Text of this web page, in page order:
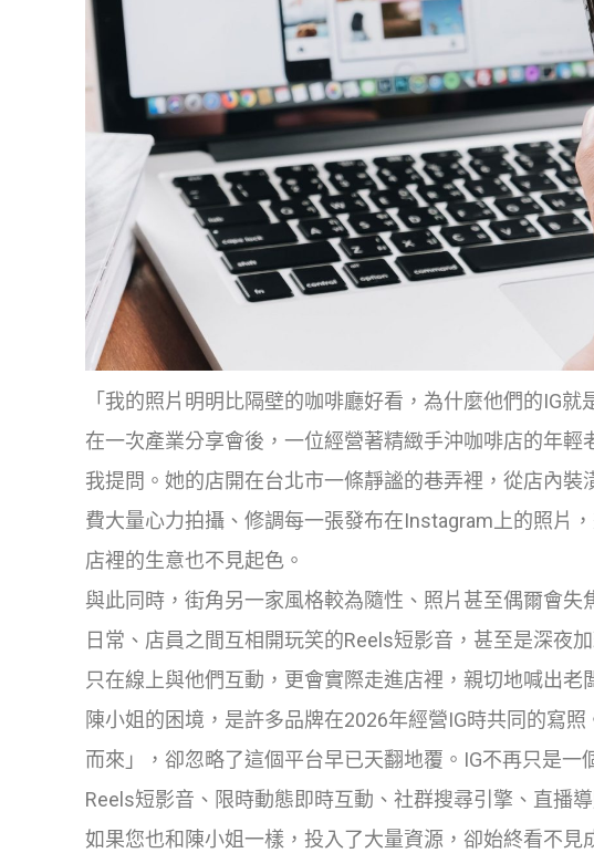
「我的照片明明比隔壁的咖啡廳好看，為什麼他們的IG就
在一次產業分享會後，一位經營著精緻手沖咖啡店的年
我提問。她的店開在台北市一條靜謐的巷弄裡，從店內
費大量心力拍攝、修調每一張發布在Instagram上的照片
店裡的生意也不見起色。
與此同時，街角另一家風格較為隨性、照片甚至偶爾會
日常、店員之間互相開玩笑的Reels短影音，甚至是深夜
只在線上與他們互動，更會實際走進店裡，親切地喊出老
陳小姐的困境，是許多品牌在2026年經營IG時共同的寫
而來」，卻忽略了這個平台早已天翻地覆。IG不再只是
Reels短影音、限時動態即時互動、社群搜尋引擎、直播
如果您也和陳小姐一樣，投入了大量資源，卻始終看不